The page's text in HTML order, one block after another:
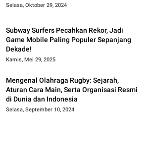
Selasa, Oktober 29, 2024
Subway Surfers Pecahkan Rekor, Jadi
Game Mobile Paling Populer Sepanjang
Dekade!
Kamis, Mei 29, 2025
Mengenal Olahraga Rugby: Sejarah,
Aturan Cara Main, Serta Organisasi Resmi
di Dunia dan Indonesia
Selasa, September 10, 2024